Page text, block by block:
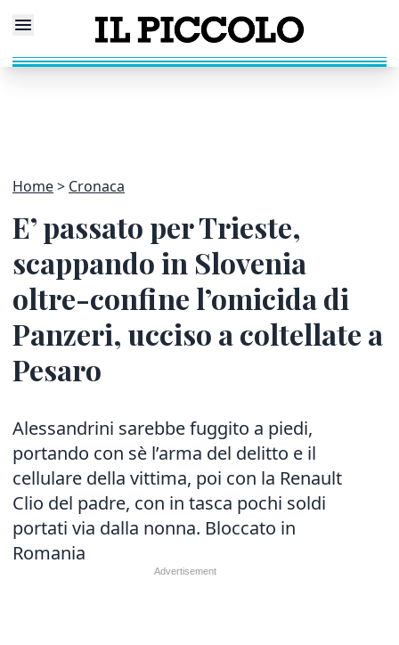
Home Cronaca
E’ passato per Trieste,
scappando in Slovenia
oltre-confine l’omicida di
Panzeri, ucciso a coltellate a
Pesaro
Alessandrini sarebbe fuggito a piedi,
portando con sè l’arma del delitto e il
cellulare della vittima, poi con la Renault
Clio del padre, con in tasca pochi soldi
portati via dalla nonna. Bloccato in
Romania